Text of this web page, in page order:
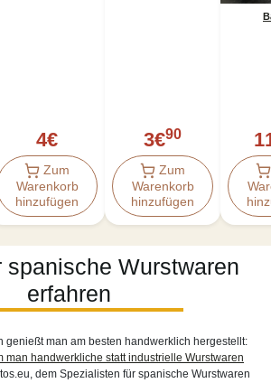
4€
Zum
Warenkorb
hinzufügen
3€90
Zum
Warenkorb
hinzufügen
spanische Wurstwaren
erfahren
genießt man am besten handwerklich hergestellt:
man handwerkliche statt industrielle Wurstwaren
dem Spezialisten für spanische Wurstwaren